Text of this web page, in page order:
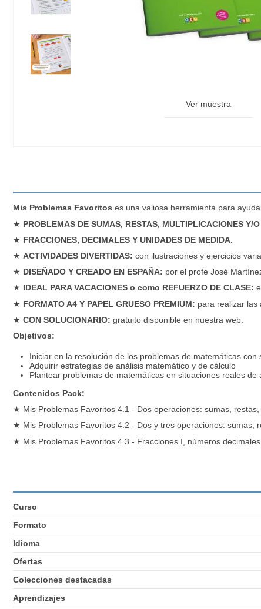
Ver muestra
Mis Problemas Favoritos es una valiosa herramienta para
★ PROBLEMAS DE SUMAS, RESTAS, MULTIPLICACIONES Y/
★ FRACCIONES, DECIMALES Y UNIDADES DE MEDIDA.
★ ACTIVIDADES DIVERTIDAS: con ilustraciones y ejercicios
★ DISEÑADO Y CREADO EN ESPAÑA: por el profe José
★ IDEAL PARA VACACIONES o como REFUERZO DE CLASE:
★ FORMATO A4 Y PAPEL GRUESO PREMIUM: para realizar las
★ CON SOLUCIONARIO: gratuito disponible en nuestra web.
Objetivos:
Iniciar en la resolución de los problemas de matemáticas
Adquirir estrategias de análisis matemático y de cálculo
Plantear problemas de matemáticas en situaciones reales de
Contenidos Pack:
★ Mis Problemas Favoritos 4.1 - Dos operaciones: sumas,
★ Mis Problemas Favoritos 4.2 - Dos y tres operaciones: sumas,
★ Mis Problemas Favoritos 4.3 - Fracciones I, números
Curso
Formato
Idioma
Ofertas
Colecciones destacadas
Aprendizajes